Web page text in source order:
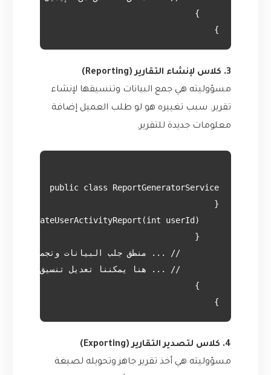
}
3. كلاس لإنشاء التقارير (Reporting)
مسؤوليته هي جمع البيانات وتنسيقها لإنشاء
تقرير. سبب تغييره هو لو طلب العميل إضافة
معلومات جديدة للتقرير.
}
4. كلاس لتصدير التقارير (Exporting)
مسؤوليته هي أخذ تقرير جاهز وتحويله لصيغة